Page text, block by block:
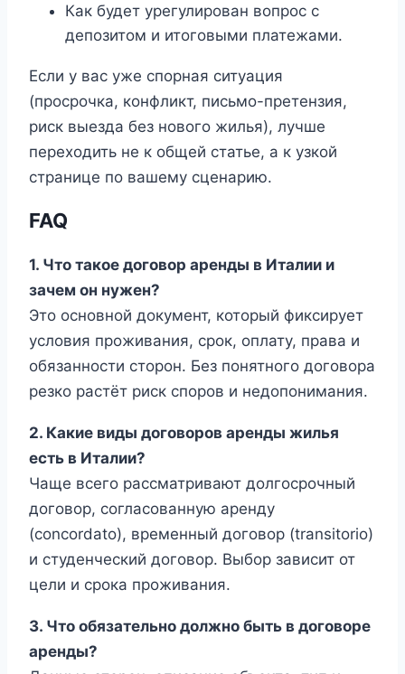
Как будет урегулирован вопрос с
депозитом и итоговыми платежами.
Если у вас уже спорная ситуация
(просрочка, конфликт, письмо-претензия,
риск выезда без нового жилья), лучше
переходить не к общей статье, а к узкой
странице по вашему сценарию.
FAQ
1. Что такое договор аренды в Италии и
зачем он нужен?
Это основной документ, который фиксирует
условия проживания, срок, оплату, права и
обязанности сторон. Без понятного договора
резко растёт риск споров и недопонимания.
2. Какие виды договоров аренды жилья
есть в Италии?
Чаще всего рассматривают долгосрочный
договор, согласованную аренду
(concordato), временный договор (transitorio)
и студенческий договор. Выбор зависит от
цели и срока проживания.
3. Что обязательно должно быть в договоре
аренды?